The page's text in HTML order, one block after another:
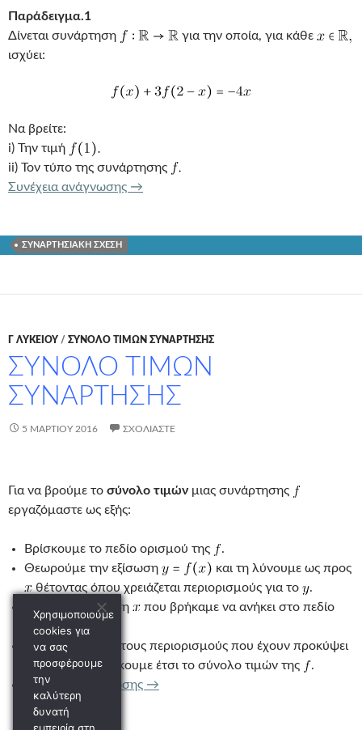
Παράδειγμα.1
Δίνεται συνάρτηση
για την οποία, για κάθε
ισχύει:
Να βρείτε:
i) Την τιμή
ii) Τον τύπο της συνάρτησης
Συνέχεια ανάγνωσης ΣΥΝΑΡΤΗΣΙΑΚΕΣ ΣΧΕΣΕΙΣ
→
ΣΥΝΑΡΤΗΣΙΑΚΗ ΣΧΕΣΗ
Γ ΛΥΚΕΊΟΥ / ΣΥΝΟΛΟ ΤΙΜΩΝ ΣΥΝΑΡΤΗΣΗΣ
ΣΥΝΟΛΟ ΤΙΜΩΝ
ΣΥΝΑΡΤΗΣΗΣ
5 ΜΑΡΤΊΟΥ 2016 ΣΧΟΛΙΆΣΤΕ
Για να βρούμε το σύνολο τιμών μιας συνάρτησης
εργαζόμαστε ως εξής:
Βρίσκουμε το πεδίο ορισμού της
.
Θεωρούμε την εξίσωση
και τη λύνουμε ως προς
θέτοντας όπου χρειάζεται περιορισμούς για το
.
Απαιτούμε η λύση
που βρήκαμε να ανήκει στο πεδίο
ορισμού της
Συναληθεύουμε τους περιορισμούς που έχουν προκύψει
για το και βρίσκουμε έτσι το σύνολο τιμών της
.
Συνέχεια ανάγνωσης ΣΥΝΟΛΟ ΤΙΜΩΝ ΣΥΝΑΡΤΗΣΗΣ
→
Χρησιμοποιούμε
cookies για
να σας
προσφέρουμε
την
καλύτερη
δυνατή